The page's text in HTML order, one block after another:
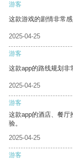
游客
这款游戏的剧情非常
2025-04-25
游客
这款app的路线规划非
2025-04-25
游客
这款app的酒店、餐厅
验。
2025-04-25
游客